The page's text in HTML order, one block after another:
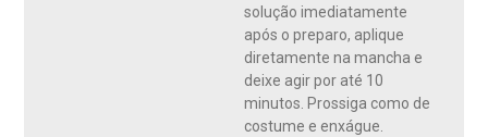
solução imediatamente
após o preparo, aplique
diretamente na mancha e
deixe agir por até 10
minutos. Prossiga como de
costume e enxágue.